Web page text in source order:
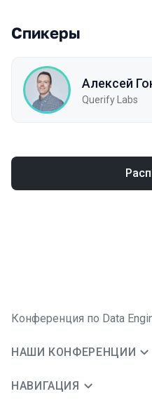
Спикеры
Алексей
Querify Labs
Конференция по Data
НАШИ КОНФЕРЕНЦИИ
НАВИГАЦИЯ